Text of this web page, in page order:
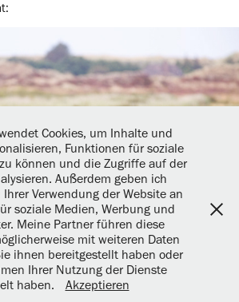
2022
& DATENSCHUTZHINWEIS
Cookies, um Inhalte und
Funktionen für soziale
können und die Zugriffe auf der
Außerdem geben ich
Verwendung der Website an
soziale Medien, Werbung und
Meine Partner führen diese
mit weiteren Daten
ihnen bereitgestellt haben oder
Ihrer Nutzung der Dienste
haben.
Akzeptieren